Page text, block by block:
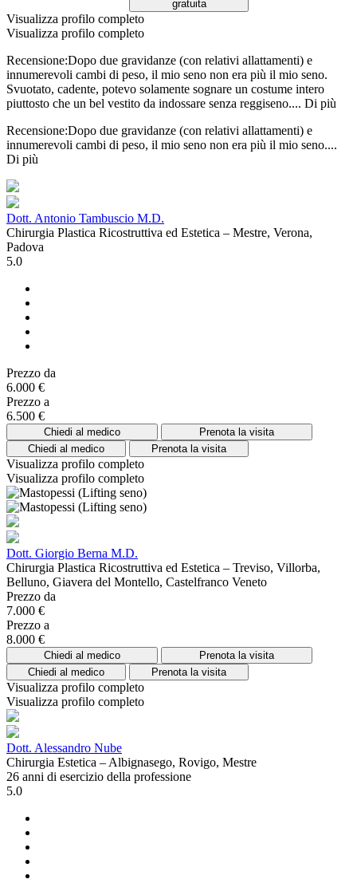
gratuita
Visualizza profilo completo
Visualizza profilo completo
Recensione:Dopo due gravidanze (con relativi allattamenti) e
innumerevoli cambi di peso, il mio seno non era più il mio seno.
Svuotato, cadente, potevo solamente sognare un costume intero
piuttosto che un bel vestito da indossare senza reggiseno.... Di più
Recensione:Dopo due gravidanze (con relativi allattamenti) e
innumerevoli cambi di peso, il mio seno non era più il mio seno....
Di più
Dott. Antonio Tambuscio M.D.
Chirurgia Plastica Ricostruttiva ed Estetica – Mestre, Verona,
Padova
5.0
Prezzo da
6.000 €
Prezzo a
6.500 €
Chiedi al medico
Prenota la visita
Chiedi al medico
Prenota la visita
Visualizza profilo completo
Visualizza profilo completo
Dott. Giorgio Berna M.D.
Chirurgia Plastica Ricostruttiva ed Estetica – Treviso, Villorba,
Belluno, Giavera del Montello, Castelfranco Veneto
Prezzo da
7.000 €
Prezzo a
8.000 €
Chiedi al medico
Prenota la visita
Chiedi al medico
Prenota la visita
Visualizza profilo completo
Visualizza profilo completo
Dott. Alessandro Nube
Chirurgia Estetica – Albignasego, Rovigo, Mestre
26 anni di esercizio della professione
5.0